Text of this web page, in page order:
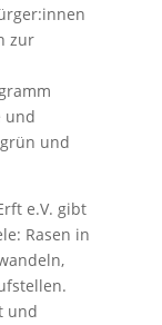
zur
und
und
e.V. gibt
Rasen in
und